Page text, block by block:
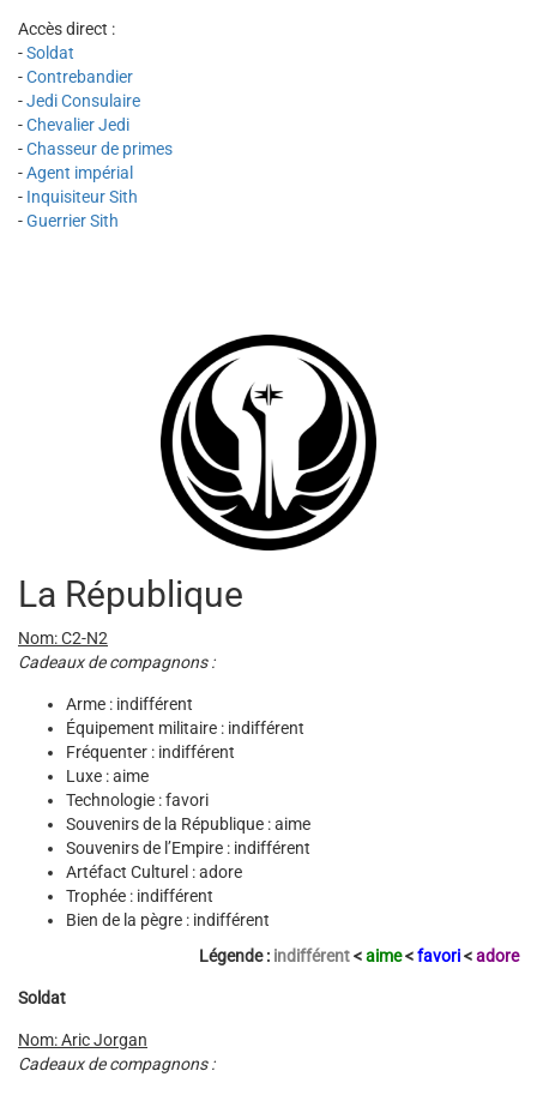
Accès direct :
-Soldat
-Contrebandier
-Jedi Consulaire
-Chevalier Jedi
-Chasseur de primes
-Agent impérial
- Inquisiteur Sith
-Guerrier Sith
La République
Nom: C2-N2
Cadeaux de compagnons :
Arme : indifférent
Équipement militaire : indifférent
Fréquenter : indifférent
Luxe : aime
Technologie : favori
Souvenirs de la République : aime
Souvenirs de l’Empire : indifférent
Artéfact Culturel : adore
Trophée : indifférent
Bien de la pègre : indifférent
Légende : indifférent<aime<favori<adore
Soldat
Nom: Aric Jorgan
Cadeaux de compagnons :